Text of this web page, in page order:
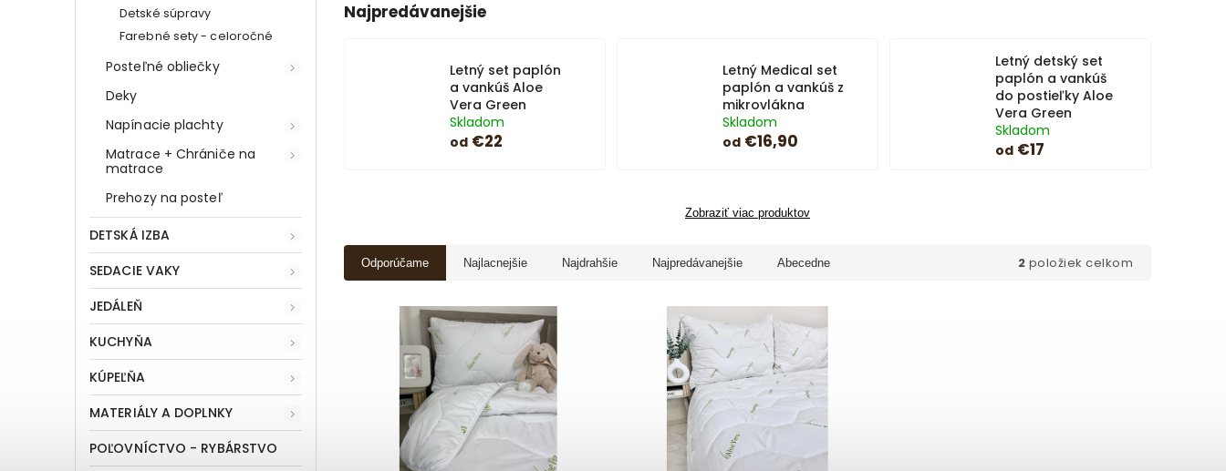
Detské súpravy
Farebné sety - celoročné
Posteľné obliečky
Deky
Napínacie plachty
Matrace + Chrániče na
matrace
Prehozy na posteľ
DETSKÁ IZBA
SEDACIE VAKY
JEDÁLEŇ
KUCHYŇA
KÚPEĽŇA
MATERIÁLY A DOPLNKY
POĽOVNÍCTVO - RYBÁRSTVO
Najpredávanejšie
Letný set paplón
a vankúš Aloe
Vera Green
Skladom
od €22
Letný Medical set
paplón a vankúš z
mikrovlákna
Skladom
od€16,90
Letný detský set
paplón a vankúš
do postieľky Aloe
Vera Green
Skladom
od€17
Zobraziť viac produktov
Odporúčame Najlacnejšie Najdrahšie Najpredávanejšie Abecedne 2 položiek celkom